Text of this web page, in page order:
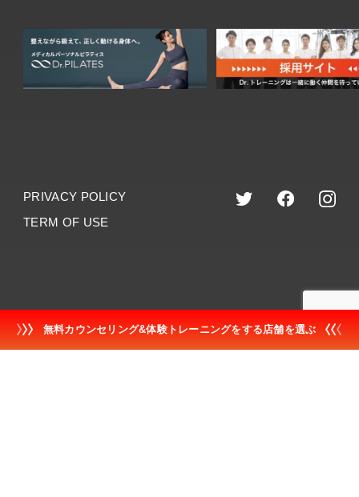
PRIVACY POLICY
TERM OF USE
無料カウンセリング&体験トレーニングをする店舗を選ぶ